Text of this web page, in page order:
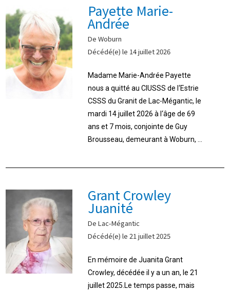
Payette Marie-
Andrée
De Woburn
Décédé(e) le 14 juillet 2026
Madame Marie-Andrée Payette
nous a quitté au CIUSSS de l‘Estrie
CSSS du Granit de Lac-Mégantic, le
mardi 14 juillet 2026 à l‘âge de 69
ans et 7 mois, conjointe de Guy
Brousseau, demeurant à Woburn, ...
Grant Crowley
Juanité
De Lac-Mégantic
Décédé(e) le 21 juillet 2025
En mémoire de Juanita Grant
Crowley, décédée il y a un an, le 21
juillet 2025.Le temps passe, mais